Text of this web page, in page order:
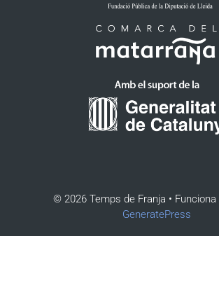
© 2026 Temps de Franja •
GeneratePress